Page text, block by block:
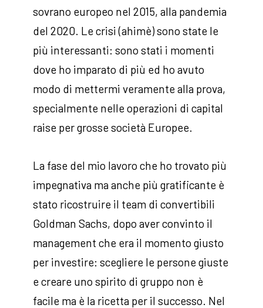
sovrano europeo nel 2015, alla pandemia
del 2020. Le crisi (ahimè) sono state le
più interessanti: sono stati i momenti
dove ho imparato di più ed ho avuto
modo di mettermi veramente alla prova,
specialmente nelle operazioni di capital
raise per grosse società Europee.
La fase del mio lavoro che ho trovato più
impegnativa ma anche più gratificante è
stato ricostruire il team di convertibili
Goldman Sachs, dopo aver convinto il
management che era il momento giusto
per investire: scegliere le persone giuste
e creare uno spirito di gruppo non è
facile ma è la ricetta per il successo. Nel